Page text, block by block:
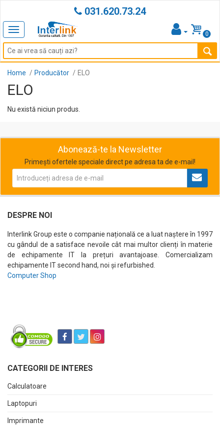
031.620.73.24
Toggle
navigation
0
Home Producător ELO
ELO
Nu există niciun produs.
Abonează-te la Newsletter
Primești ofertele speciale direct pe adresa ta de e-mail!
DESPRE NOI
Interlink Group este o companie națională ce a luat naștere în 1997
cu gândul de a satisface nevoile cât mai multor clienți în materie
de echipamente IT la prețuri avantajoase. Comercializam
echipamente IT second hand, noi și refurbished.
Computer Shop
CATEGORII DE INTERES
Calculatoare
Laptopuri
Imprimante